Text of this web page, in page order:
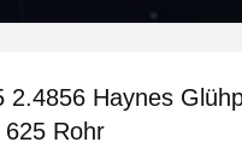
2.4856 Haynes
625 Rohr